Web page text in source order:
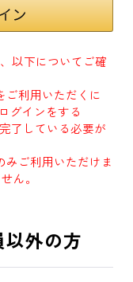
以下についてご確
ご利用いただくに
グインをする
了している必要が
みご利用いただけま
ん。
外の方